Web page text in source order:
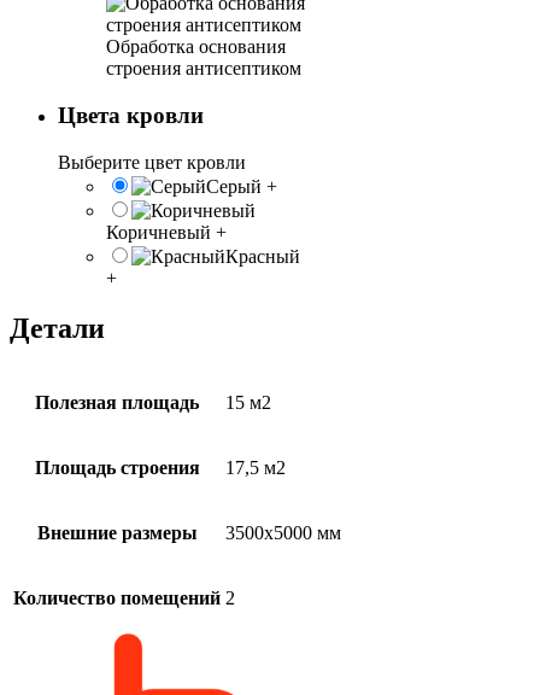
Обработка основания
строения антисептиком
Цвета кровли
Выберите цвет кровли
Серый +
Коричневый +
Красный
+
Детали
Полезная площадь 15 м2
Площадь строения 17,5 м2
Внешние размеры 3500х5000 мм
Количество помещений 2